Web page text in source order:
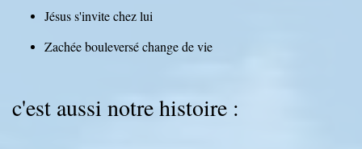
Jésus s'invite chez lui
Zachée bouleversé change de vie
c'est aussi notre histoire :